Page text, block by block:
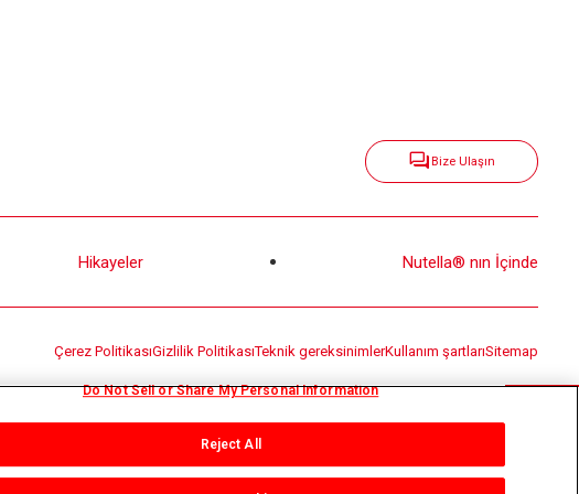
Bize Ulaşın
Hikayeler Nutella® nın İçinde
Çerez PolitikasıGizlilik PolitikasıTeknik gereksinimlerKullanım şartlarıSitemap
Do Not Sell or Share My Personal Information
Reject All